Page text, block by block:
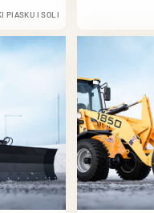
PIASKU I SOLI